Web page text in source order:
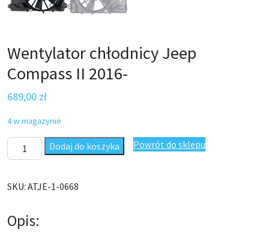
Wentylator chłodnicy Jeep
Compass II 2016-
689,00 zł
4 w magazynie
ilość Wentylator chłodnicy Jeep Compass II 2016-
Dodaj do koszyka Powrót do sklepu
SKU: ATJE-1-0668
Opis: